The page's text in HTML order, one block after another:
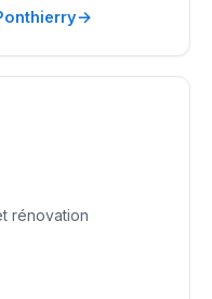
→
rénovation